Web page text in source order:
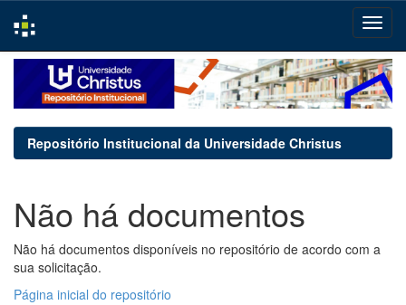
navigation
Repositório Institucional da Universidade Christus
Não há documentos
Não há documentos disponíveis no repositório de acordo com a
sua solicitação.
Página inicial do repositório